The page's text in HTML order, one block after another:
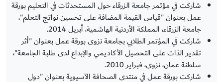
شاركت في مؤتمر جامعة الزرقاء حول المستحدثات في التعليم بورقة
عمل بعنوان "قياس القيمة المضافة على تحسين نواتج التعلم"،
جامعة الزرقاء، المملكة الأردنية الهاشمية، أبريل 2014.
شاركت في المؤتمر الطلابي بجامعة نزوى بورقة عمل بعنوان "أثر
تقدير الذات على التحصيل الأكاديمي والإبداع لدى طلبة الجامعة"،
سلطنة عمان، نزوى، فبراير 2010.
شاركت بورقة عمل في منتدى الصحافة الآسيوية بعنوان "دول